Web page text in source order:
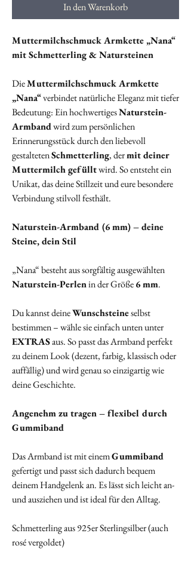
In den Warenkorb
Muttermilchschmuck Armkette „Nana“
mit Schmetterling & Natursteinen
DieMuttermilchschmuck Armkette
„Nana“verbindet natürliche Eleganz mit tiefer
Bedeutung: Ein hochwertigesNaturstein-
Armbandwird zum persönlichen
Erinnerungsstück durch den liebevoll
gestaltetenSchmetterling, dermit deiner
Muttermilch gefülltwird. So entsteht ein
Unikat, das deine Stillzeit und eure besondere
Verbindung stilvoll festhält.
Naturstein-Armband (6 mm) – deine
Steine, dein Stil
„Nana“ besteht aus sorgfältig ausgewählten
Naturstein-Perlenin der Größe6 mm.
Du kannst deineWunschsteineselbst
bestimmen – wähle sie einfach unten unter
EXTRASaus. So passt das Armband perfekt
zu deinem Look (dezent, farbig, klassisch oder
auffällig) und wird genau so einzigartig wie
deine Geschichte.
Angenehm zu tragen – flexibel durch
Gummiband
Das Armband ist mit einemGummiband
gefertigt und passt sich dadurch bequem
deinem Handgelenk an. Es lässt sich leicht an-
und ausziehen und ist ideal für den Alltag.
Schmetterling aus 925er Sterlingsilber (auch
rosé vergoldet)